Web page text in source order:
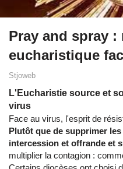
Pray and spray :
eucharistique
Stjoweb
L'Eucharistie source et
virus
Face au virus, l'esprit de
Plutôt que de supprimer
intercession et offrande et
multiplier la contagion :